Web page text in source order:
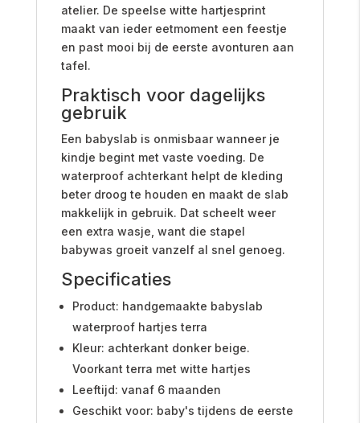
atelier. De speelse witte hartjesprint
maakt van ieder eetmoment een feestje
en past mooi bij de eerste avonturen aan
tafel.
Praktisch voor dagelijks
gebruik
Een babyslab is onmisbaar wanneer je
kindje begint met vaste voeding. De
waterproof achterkant helpt de kleding
beter droog te houden en maakt de slab
makkelijk in gebruik. Dat scheelt weer
een extra wasje, want die stapel
babywas groeit vanzelf al snel genoeg.
Specificaties
Product: handgemaakte babyslab
waterproof hartjes terra
Kleur: achterkant donker beige.
Voorkant terra met witte hartjes
Leeftijd: vanaf 6 maanden
Geschikt voor: baby's tijdens de eerste